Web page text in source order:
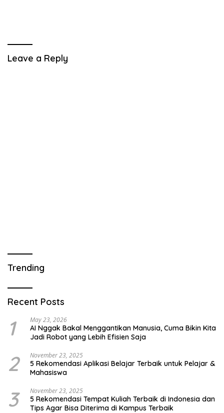
Leave a Reply
Trending
Recent Posts
1 May 23, 2026
AI Nggak Bakal Menggantikan Manusia, Cuma Bikin Kita
Jadi Robot yang Lebih Efisien Saja
2 November 23, 2025
5 Rekomendasi Aplikasi Belajar Terbaik untuk Pelajar &
Mahasiswa
3 November 23, 2025
5 Rekomendasi Tempat Kuliah Terbaik di Indonesia dan
Tips Agar Bisa Diterima di Kampus Terbaik